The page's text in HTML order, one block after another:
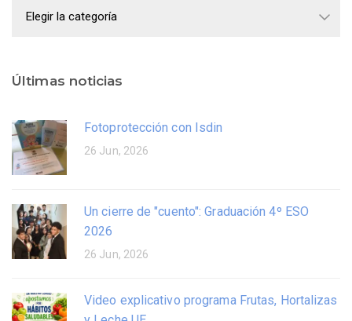
Últimas noticias
Fotoprotección con Isdin
26 Jun, 2026
Un cierre de "cuento": Graduación 4º ESO
2026
26 Jun, 2026
Video explicativo programa Frutas, Hortalizas